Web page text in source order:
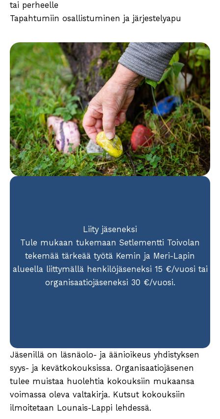
tai perheelle
Tapahtumiin osallistuminen ja järjestelyapu
Liity jäseneksi
Tule mukaan tukemaan Setlementti Toivolan
tekemää tärkeää työtä Kemin ja Meri-Lapin
alueella liittymällä henkilöjäseneksi 15 €/vuosi tai
organisaatiojäseneksi 30 €/vuosi.
Jäsenillä on läsnäolo- ja äänioikeus yhdistyksen
syys- ja kevätkokouksissa. Organisaatiojäsenen
tulee muistaa huolehtia kokouksiin mukaansa
voimassa oleva valtakirja. Kutsut kokouksiin
ilmoitetaan Lounais-Lappi lehdessä.